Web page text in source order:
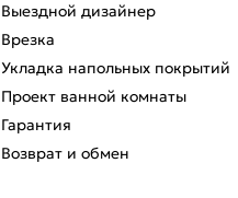
Выездной дизайнер
Врезка
Укладка напольных покрытий
Проект ванной комнаты
Гарантия
Возврат и обмен